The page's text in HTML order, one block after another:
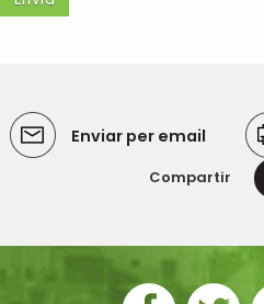
Enviar per email
Compartir